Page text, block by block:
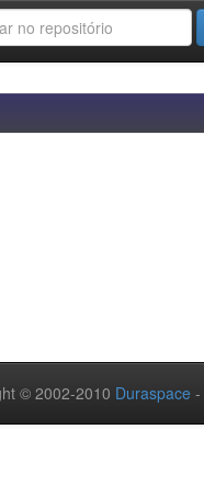
© 2002-2010 Duraspace -